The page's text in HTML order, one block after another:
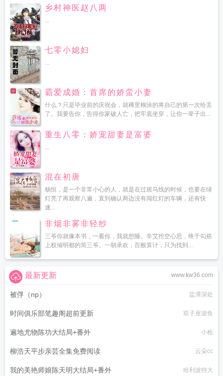
乡村神医赵八两
...
七零小媳妇
...
霸爱成婚：首席的娇蛮小妻
什么？只是毕业前的庆祝会，就稀里糊涂的将自己的第一次给丢
了。我要告你，告得你家破人亡，把牢底坐穿，让你一辈子出...
重生八零：娇宠甜妻是富婆
...
混在初唐
杨恒，是一个非常小心的人，就是在过斑马线的时候，也要在绿
灯亮了再观察八遍，直到确认两边没有闯红灯的车辆，还有快
速...
非烟非雾非轻纱
三爷你就像本书，一看你，我就想睡。辛艾挖空心思，终于勾搭
上权倾明都的简三爷。一朝承欢，百般算计，只为找到...
www.kw36.com
最新更新
被俘（np） 盐潭深处
时间俱乐部笔趣阁超前更新 双子座游鱼
遍地尤物陈功大结局+番外 小枪
柳浩天平步亲芸全集免费阅读 云朵cc
我的美艳师娘陈天明大结局+番外 哈利波特大